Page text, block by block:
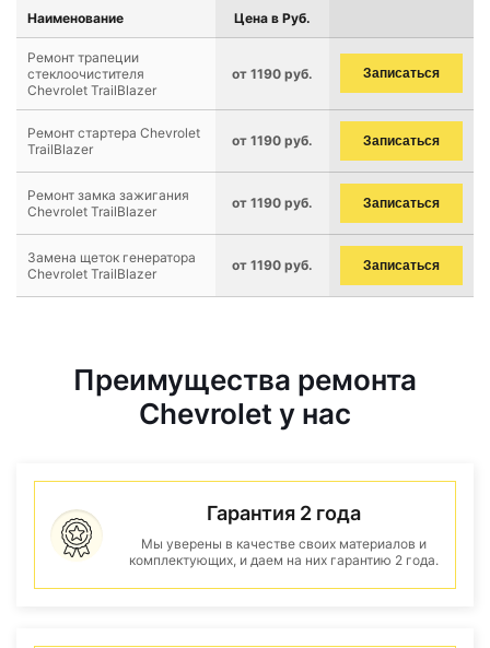
Наименование Цена в Руб.
Ремонт трапеции
стеклоочистителя
Chevrolet TrailBlazer
от 1190 руб. Записаться
Ремонт стартера Chevrolet
TrailBlazer
от 1190 руб. Записаться
Ремонт замка зажигания
Chevrolet TrailBlazer
от 1190 руб. Записаться
Замена щеток генератора
Chevrolet TrailBlazer
от 1190 руб. Записаться
Преимущества ремонта
Chevrolet у нас
Гарантия 2 года
Мы уверены в качестве своих материалов и
комплектующих, и даем на них гарантию 2 года.